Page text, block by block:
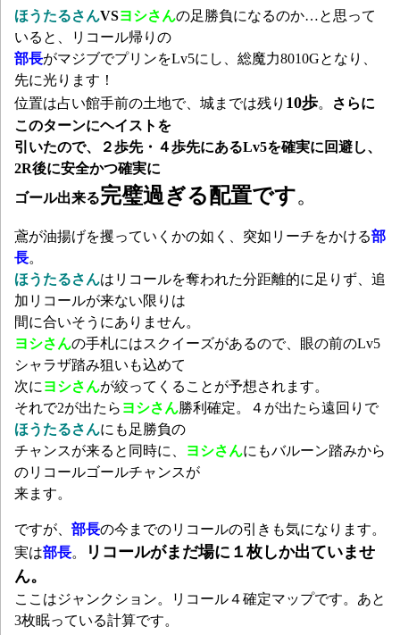
ほうたるさんVSヨシさんの足勝負になるのか…と思って
いると、リコール帰りの
部長がマジブでプリンをLv5にし、総魔力8010Gとなり、
先に光ります！
位置は占い館手前の土地で、城までは残り 10歩。
さらに
このターンにヘイストを
引いたので、２歩先・４歩先にあるLv5を確実に回避し、
2R後に安全かつ確実に
ゴール出来る完璧過ぎる配置です。
鳶が油揚げを攫っていくかの如く、突如リーチをかける部
長。
ほうたるさんはリコールを奪われた分距離的に足りず、追
加リコールが来ない限りは
間に合いそうにありません。
ヨシさんの手札にはスクイーズがあるので、眼の前のLv5
シャラザ踏み狙いも込めて
次に ヨシさんが絞ってくることが予想されます。
それで2が出たら ヨシさん勝利確定。４が出たら遠回りで
ほうたるさんにも足勝負の
チャンスが来ると同時に、 ヨシさんにもバルーン踏みから
のリコールゴールチャンスが
来ます。
ですが、 部長の今までのリコールの引きも気になります。
実は部長。
リコールがまだ場に１枚しか出ていませ
ん。
ここはジャンクション。リコール４確定マップです。あと
3枚眠っている計算です。